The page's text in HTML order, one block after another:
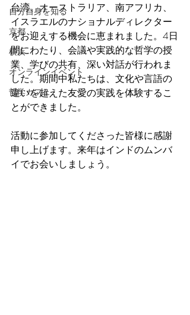
自分自身を知る
京都
横浜
オンラインイベント
哲学カフェ
台湾、オーストラリア、南アフリカ、
イスラエルのナショナルディレクター
をお迎えする機会に恵まれました。4日
間にわたり、会議や実践的な哲学の授
業、学びの共有、深い対話が行われま
した。期間中私たちは、文化や言語の
違いを超えた友愛の実践を体験するこ
とができました。
活動に参加してくださった皆様に感謝
申し上げます。来年はインドのムンバ
イでお会いしましょう。